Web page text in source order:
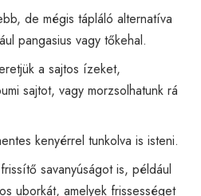
de mégis tápláló alternatíva
pangasius vagy tőkehal.
a sajtos ízeket,
sajtot, vagy morzsolhatunk rá
kenyérrel tunkolva is isteni.
savanyúságot is, például
uborkát, amelyek frissességet